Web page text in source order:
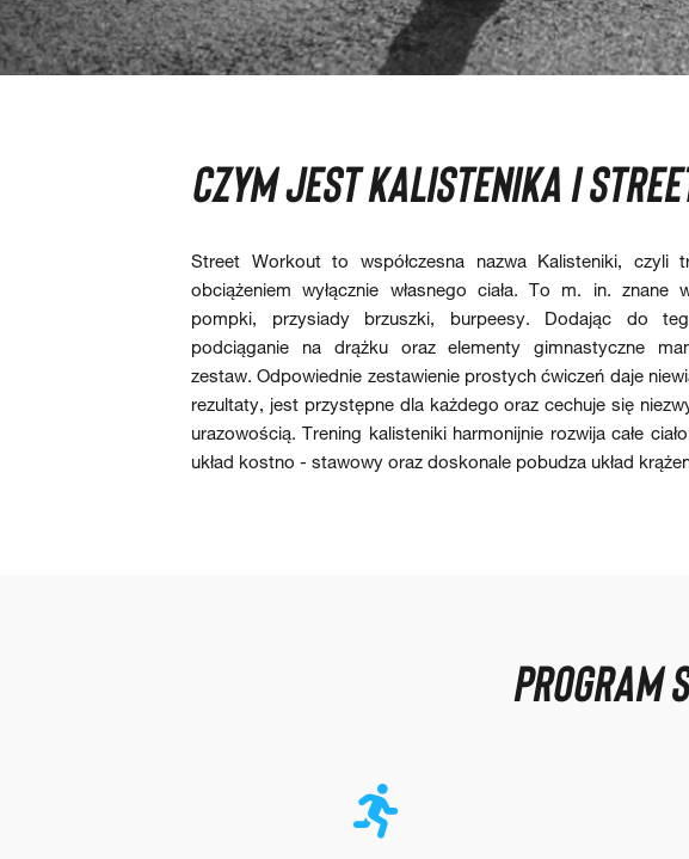
CZYM JEST KALISTENIKA I
Street Workout to współczesna nazwa Kalisteniki, czyli
obciążeniem wyłącznie własnego ciała. To m. in. znane
pompki, przysiady brzuszki, burpeesy. Dodając do
podciąganie na drążku oraz elementy gimnastyczne
zestaw. Odpowiednie zestawienie prostych ćwiczeń daje
rezultaty, jest przystępne dla każdego oraz cechuje się
urazowością. Trening kalisteniki harmonijnie rozwija całe
układ kostno - stawowy oraz doskonale pobudza układ
PROGRAM